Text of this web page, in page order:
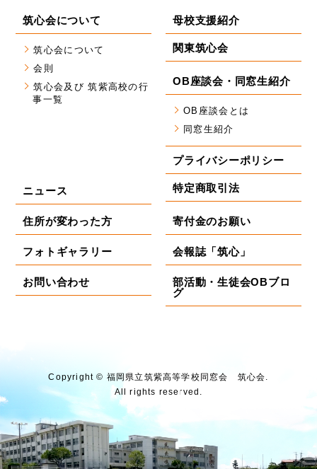
筑心会について
筑心会について
会則
筑心会及び 筑紫高校の行
事一覧
母校支援紹介
関東筑心会
OB座談会・同窓生紹介
OB座談会とは
同窓生紹介
プライバシーポリシー
特定商取引法
ニュース
住所が変わった方
フォトギャラリー
お問い合わせ
寄付金のお願い
会報誌「筑心」
部活動・生徒会OBブロ
グ
Copyright © 福岡県⽴筑紫⾼等学校同窓会 筑⼼会.
All rights reserved.